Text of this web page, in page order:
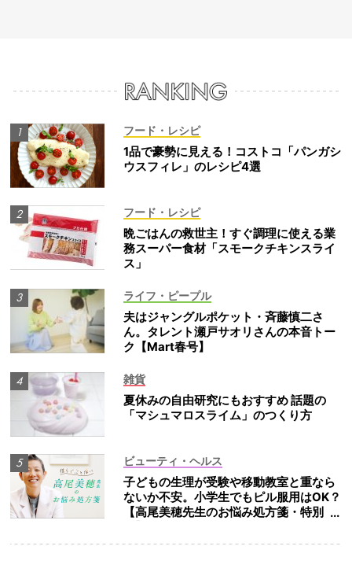
フード・レシピ
1品で豪勢に見える！コストコ「パンガシ
ウスフィレ」のレシピ4選
フード・レシピ
晩ごはんの救世主！すぐ調理に使える業
務スーパー食材「スモークチキンスライ
ス」
ライフ・ピープル
夫はジャングルポケット・斉藤慎二さ
ん。タレント瀬戸サオリさんの本音トー
ク【Mart春号】
雑貨
夏休みの自由研究にもおすすめ 話題の
「マシュマロスライム」のつくり方
ビューティ・ヘルス
子どもの生理が受験や移動教室と重なら
ないか不安。小学生でもピル服用はOK？
【高尾美穂先生のお悩み処方箋・特別